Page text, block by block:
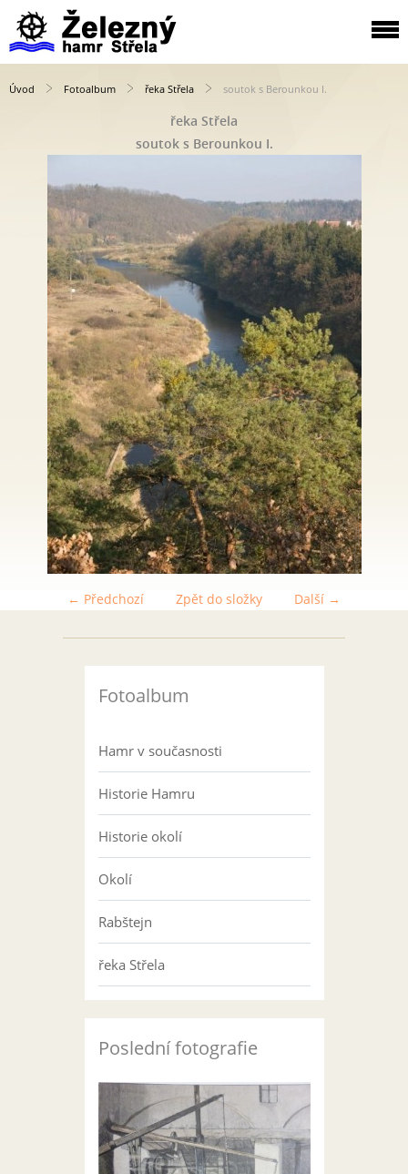
Úvod Fotoalbum řeka Střela soutok s Berounkou I.
řeka Střela
soutok s Berounkou I.
← Předchozí Další →
Zpět do složky
Fotoalbum
Hamr v současnosti
Historie Hamru
Historie okolí
Okolí
Rabštejn
řeka Střela
Poslední fotografie